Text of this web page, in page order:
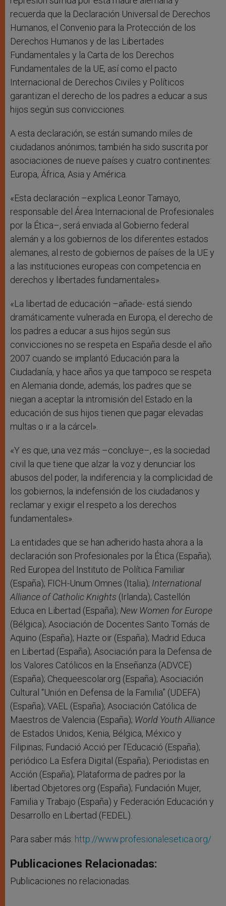
recuerda que la Declaración Universal de Derechos
Humanos, el Convenio para la Protección de los
Derechos Humanos y de las Libertades
Fundamentales y la Carta de los Derechos
Fundamentales de la UE, así como el pacto
Internacional de Derechos Civiles y Políticos
garantizan el derecho de los padres a educar a sus
hijos según sus convicciones.
A esta declaración, se están sumando miles de
ciudadanos anónimos; también ha sido suscrita por
asociaciones de nueve países y cuatro continentes:
Europa, África, Asia y América.
«Esta declaración –explica Leonor Tamayo,
responsable del Área Internacional de Profesionales
por la Ética–, será enviada al Gobierno federal
alemán y a los gobiernos de los diferentes estados
alemanes, al resto de gobiernos de países de la UE y
a las instituciones europeas con competencia en
derechos y libertades fundamentales».
«La libertad de educación –añade- está siendo
dramáticamente vulnerada en Europa, el derecho de
los padres a educar a sus hijos según sus
convicciones no se respeta en España desde el año
2007 cuando se implantó Educación para la
Ciudadanía, y hace años ya que tampoco se respeta
en Alemania donde, además, los padres que se
niegan a aceptar la intromisión del Estado en la
educación de sus hijos tienen que pagar elevadas
multas o ir a la cárcel».
«Y es que, una vez más –concluye–, es la sociedad
civil la que tiene que alzar la voz y denunciar los
abusos del poder, la indiferencia y la complicidad de
los gobiernos, la indefensión de los ciudadanos y
reclamar y exigir el respeto a los derechos
fundamentales».
La entidades que se han adherido hasta ahora a la
declaración son Profesionales por la Ética (España);
Red Europea del Instituto de Política Familiar
(España); FICH-Unum Omnes (Italia); International
Alliance of Catholic Knights (Irlanda); Castellón
Educa en Libertad (España); New Women for Europe
(Bélgica); Asociación de Docentes Santo Tomás de
Aquino (España); Hazte oir (España); Madrid Educa
en Libertad (España); Asociación para la Defensa de
los Valores Católicos en la Enseñanza (ADVCE)
(España); Chequeescolar.org (España); Asociación
Cultural “Unión en Defensa de la Familia” (UDEFA)
(España); VAEL (España); Asociación Católica de
Maestros de Valencia (España); World Youth Alliance
de Estados Unidos, Kenia, Bélgica, México y
Filipinas; Fundació Acció per l’Educació (España);
periódico La Esfera Digital (España); Periodistas en
Acción (España); Plataforma de padres por la
libertad Objetores.org (España); Fundación Mujer,
Familia y Trabajo (España) y Federación Educación y
Desarrollo en Libertad (FEDEL).
Para saber más: http://www.profesionalesetica.org/
Publicaciones Relacionadas:
Publicaciones no relacionadas.